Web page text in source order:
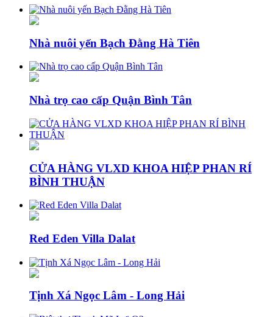
Nhà nuôi yến Bạch Đằng Hà Tiên
Nhà trọ cao cấp Quận Bình Tân
CỬA HÀNG VLXD KHOA HIỆP PHAN RÍ
BÌNH THUẬN
Red Eden Villa Dalat
Tịnh Xá Ngọc Lâm - Long Hải